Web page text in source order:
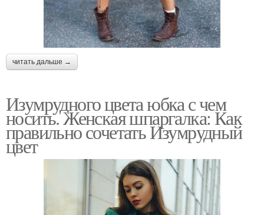
читать дальше →
Изумрудного цвета юбка с чем
носить. Женская шпаргалка: Как
правильно сочетать Изумрудный
цвет